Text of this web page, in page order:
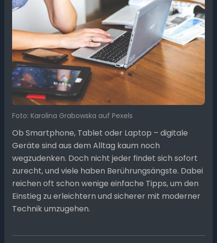
Foto: Karolina Grabowska auf Pexels
Ob Smartphone, Tablet oder Laptop – digitale
Geräte sind aus dem Alltag kaum noch
wegzudenken. Doch nicht jeder findet sich sofort
zurecht, und viele haben Berührungsängste. Dabei
reichen oft schon wenige einfache Tipps, um den
Einstieg zu erleichtern und sicherer mit moderner
Technik umzugehen.